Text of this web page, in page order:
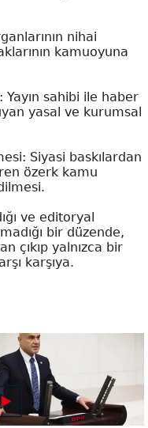
nihai
kamuoyuna
Yayın sahibi ile haber
yasal ve kurumsal
Siyasi baskılardan
özerk kamu
ve editoryal
bir düzende,
çıkıp yalnızca bir
karşıya.